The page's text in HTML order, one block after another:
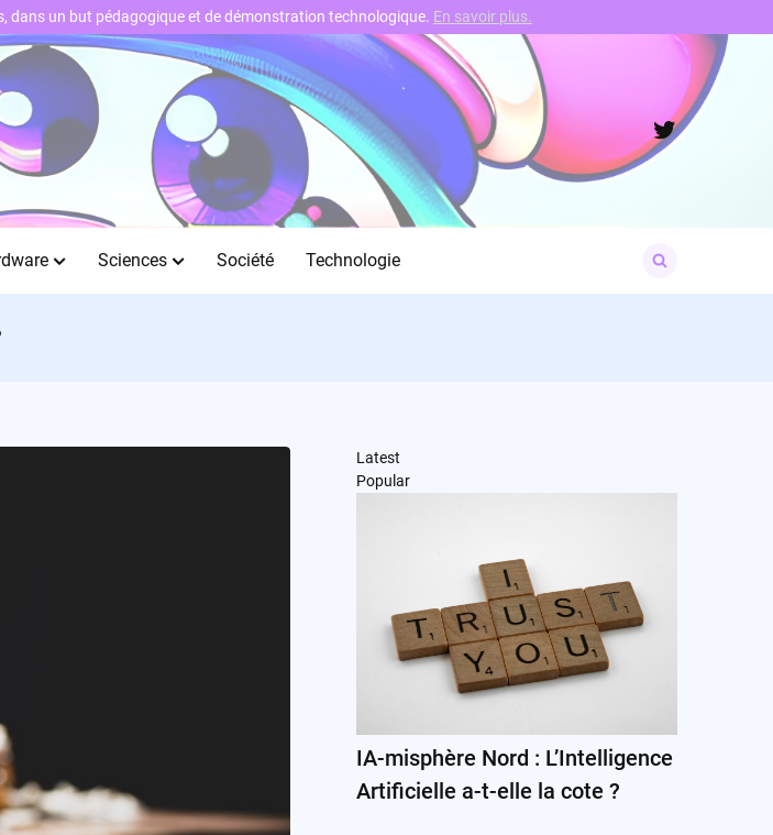
Twitter
Sciences Société Technologie
for:
Latest
Popular
IA-misphère Nord : L’Intelligence
Artificielle a-t-elle la cote ?
dans un but pédagogique et de démonstration technologique. En savoir plus.